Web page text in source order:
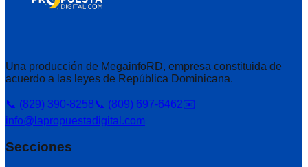
Una producción de MegainfoRD, empresa constituida de
acuerdo a las leyes de República Dominicana.
📞 (829) 390-8258📞 (809) 697-6462✉️
info@lapropuestadigital.com
Secciones